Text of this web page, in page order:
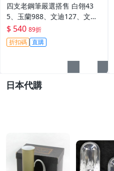
四支老鋼筆嚴選搭售 白翎43
5、玉蘭988、文迪127、文達8
35 同樣未上墨 使用久經考驗
的老工藝 白翎435、玉蘭98
8、文迪127、文達835 老
$ 540 89折
折扣碼 直購
日本代購